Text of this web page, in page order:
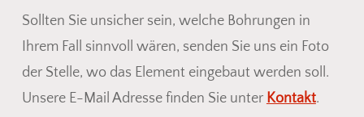
Sollten Sie unsicher sein, welche Bohrungen in
Ihrem Fall sinnvoll wären, senden Sie uns ein Foto
der Stelle, wo das Element eingebaut werden soll.
Unsere E-Mail Adresse finden Sie unter Kontakt.